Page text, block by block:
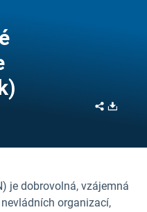
Share
je dobrovolná, vzájemná
organizací,